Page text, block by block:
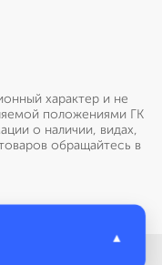
характер и не
положениями ГК
о наличии, видах,
обращайтесь в
▲